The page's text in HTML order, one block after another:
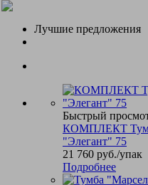
Лучшие предложения
Быстрый
КОМПЛЕКТ
"Элегант" 75
21 760 руб./упак
Подробнее